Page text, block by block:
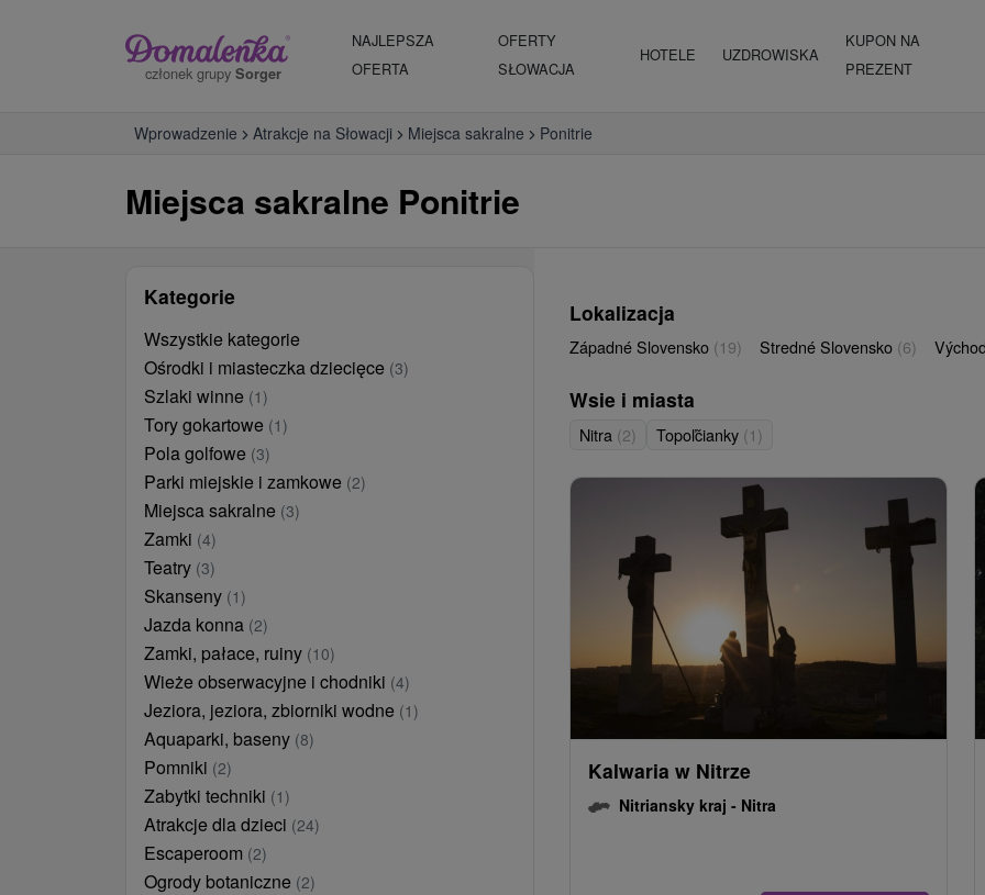
członek grupy Sorger
NAJLEPSZA
OFERTA
OFERTY
SŁOWACJA
HOTELE UZDROWISKA
KUPON NA
PREZENT
Wprowadzenie Atrakcje na Słowacji Miejsca sakralne Ponitrie
Miejsca sakralne Ponitrie
Kategorie
Wszystkie kategorie
Ośrodki i miasteczka dziecięce (3)
Szlaki winne (1)
Tory gokartowe (1)
Pola golfowe (3)
Parki miejskie i zamkowe (2)
Miejsca sakralne (3)
Zamki (4)
Teatry (3)
Skanseny (1)
Jazda konna (2)
Zamki, pałace, ruiny (10)
Wieże obserwacyjne i chodniki (4)
Jeziora, jeziora, zbiorniki wodne (1)
Aquaparki, baseny (8)
Pomniki (2)
Zabytki techniki (1)
Atrakcje dla dzieci (24)
Escaperoom (2)
Ogrody botaniczne (2)
Lokalizacja
Západné Slovensko (19) Stredné Slovensko (6)
Wsie i miasta
Nitra (2) Topoľčianky (1)
Kalwaria w Nitrze
Nitriansky kraj - Nitra